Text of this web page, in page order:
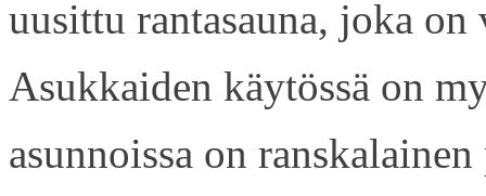
uusittu rantasauna, joka
Asukkaiden käytössä on
asunnoissa on